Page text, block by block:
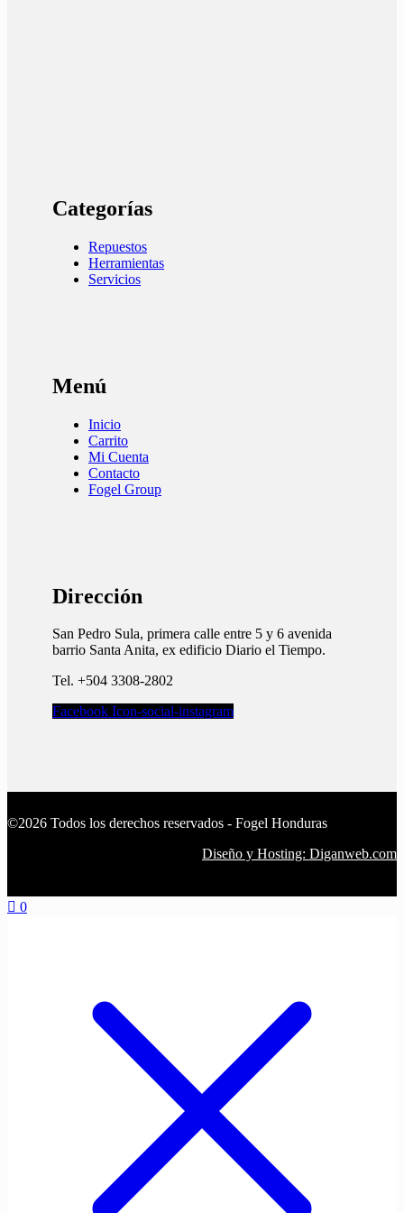
Categorías
Repuestos
Herramientas
Servicios
Menú
Inicio
Carrito
Mi Cuenta
Contacto
Fogel Group
Dirección
San Pedro Sula, primera calle entre 5 y 6 avenida
barrio Santa Anita, ex edificio Diario el Tiempo.​
Tel. +504 3308-2802
Facebook Icon-social-instagram
©2026 Todos los derechos reservados - Fogel Honduras
Diseño y Hosting: Diganweb.com
0